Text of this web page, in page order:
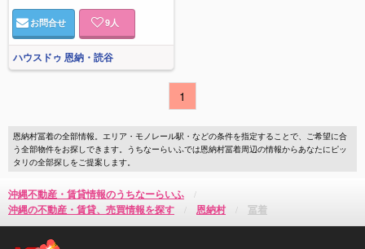
お問合せ 9人
ハウスドゥ 恩納・読谷
1
恩納村冨着の全部情報。エリア・モノレール駅・などの条件を指定することで、ご希望に合
う全部物件をお探しできます。うちなーらいふでは恩納村冨着周辺の情報からあなたにピッ
タリの全部探しをご提案します。
沖縄不動産・賃貸情報のうちなーらいふ
沖縄の不動産・賃貸、売買情報を探す
恩納村 冨着